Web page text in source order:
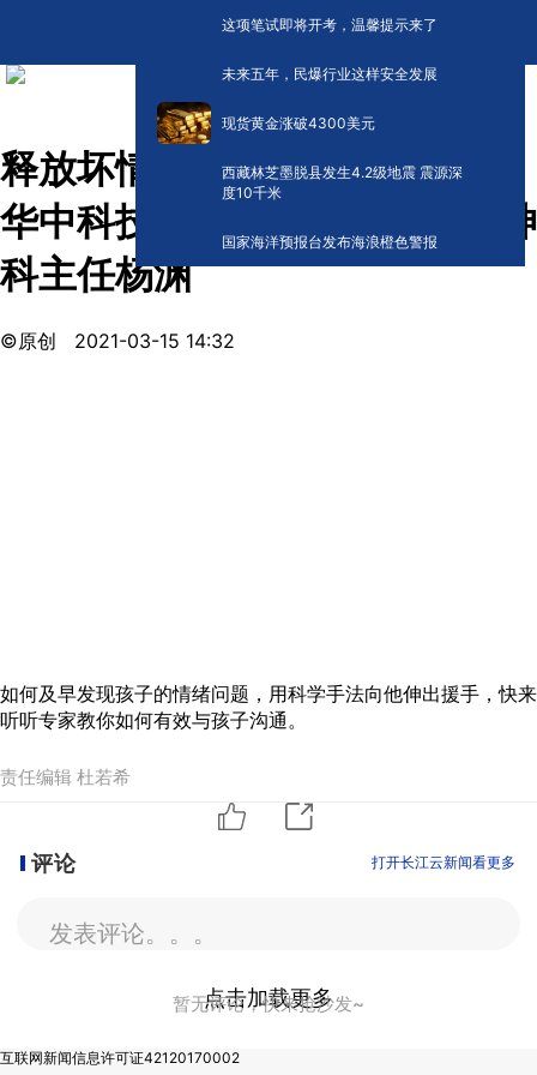
这项笔试即将开考，温馨提示来了
未来五年，民爆行业这样安全发展
现货黄金涨破4300美元
西藏林芝墨脱县发生4.2级地震 震源深
度10千米
国家海洋预报台发布海浪橙色警报
释放坏情绪 不做坏小孩 嘉宾：
华中科技大学附属同济医院精神
科主任杨渊
©原创 2021-03-15 14:32
如何及早发现孩子的情绪问题，用科学手法向他伸出援手，快来
听听专家教你如何有效与孩子沟通。
责任编辑 杜若希
评论 打开长江云新闻看更多
发表评论。。。
暂无评论，快来抢沙发~
点击加载更多
互联网新闻信息许可证42120170002